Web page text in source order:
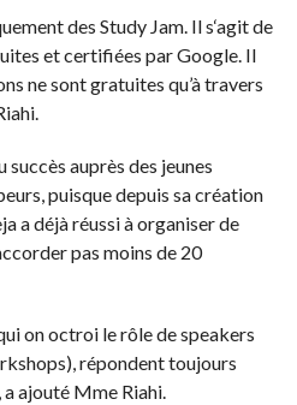
des Study Jam. Il s‘agit de
et certifiées par Google. Il
ne sont gratuites qu’à travers
auprès des jeunes
puisque depuis sa création
a déjà réussi à organiser de
pas moins de 20
on octroi le rôle de speakers
répondent toujours
ajouté Mme Riahi.